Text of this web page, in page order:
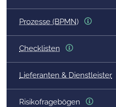
Prozesse (BPMN)
Checklisten
Lieferanten & Dienstleister
Risikofragebögen